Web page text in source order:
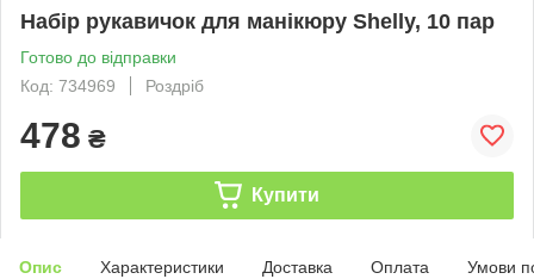
Набір рукавичок для манікюру Shelly, 10 пар
Готово до відправки
Код: 734969
Роздріб
478 ₴
Купити
Опис Характеристики Доставка Оплата Умови